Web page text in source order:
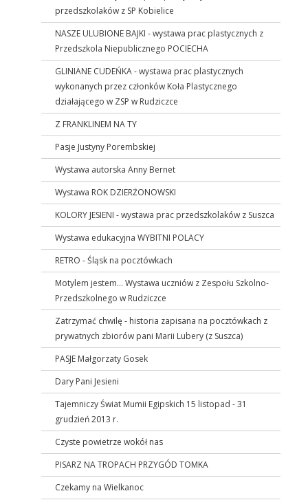
przedszkolaków z SP Kobielice
NASZE ULUBIONE BAJKI - wystawa prac plastycznych z
Przedszkola Niepublicznego POCIECHA
GLINIANE CUDEŃKA - wystawa prac plastycznych
wykonanych przez członków Koła Plastycznego
działającego w ZSP w Rudziczce
Z FRANKLINEM NA TY
Pasje Justyny Porembskiej
Wystawa autorska Anny Bernet
Wystawa ROK DZIERŻONOWSKI
KOLORY JESIENI - wystawa prac przedszkolaków z Suszca
Wystawa edukacyjna WYBITNI POLACY
RETRO - Śląsk na pocztówkach
Motylem jestem... Wystawa uczniów z Zespołu Szkolno-
Przedszkolnego w Rudziczce
Zatrzymać chwilę - historia zapisana na pocztówkach z
prywatnych zbiorów pani Marii Lubery (z Suszca)
PASJE Małgorzaty Gosek
Dary Pani Jesieni
Tajemniczy Świat Mumii Egipskich 15 listopad - 31
grudzień 2013 r.
Czyste powietrze wokół nas
PISARZ NA TROPACH PRZYGÓD TOMKA
Czekamy na Wielkanoc